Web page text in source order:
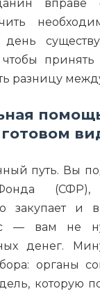
разницу
путь. Вы
(СФР),
закупает и
— вам не
денег.
органы
которую